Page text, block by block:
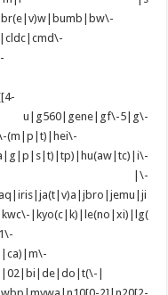
5|g\-
(m|p|t)|hei\-
|\-
|kyo(c|k)|le(no|xi)|lg(
|